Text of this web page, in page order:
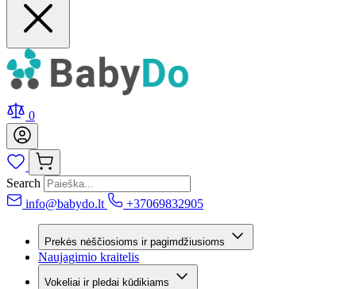
0
Search
info@babydo.lt
+37069832905
Prekės nėščiosioms ir pagimdžiusioms
Naujagimio kraitelis
Vokeliai ir pledai kūdikiams